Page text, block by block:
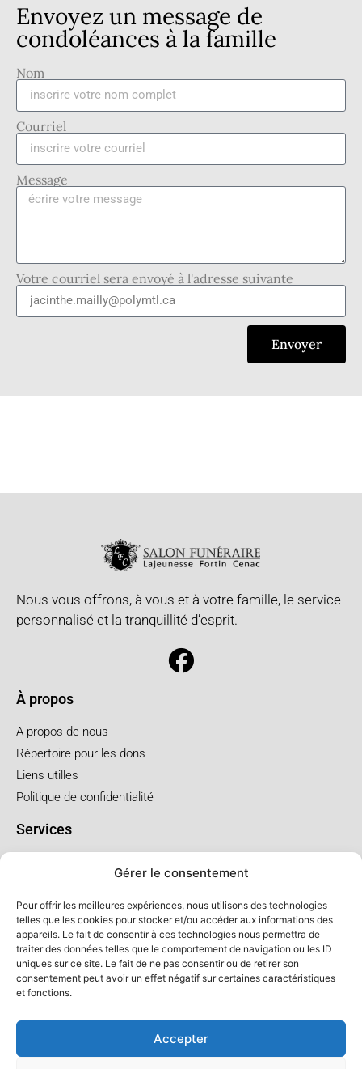
Gérer le consentement
Pour offrir les meilleures expériences, nous utilisons des technologies
telles que les cookies pour stocker et/ou accéder aux informations des
appareils. Le fait de consentir à ces technologies nous permettra de
traiter des données telles que le comportement de navigation ou les ID
uniques sur ce site. Le fait de ne pas consentir ou de retirer son
consentement peut avoir un effet négatif sur certaines caractéristiques
et fonctions.
Accepter
Envoyez un message de
condoléances à la famille
Nom
Courriel
Message
Votre courriel sera envoyé à l'adresse suivante
Envoyer
Nous vous offrons, à vous et à votre famille, le service
personnalisé et la tranquillité d’esprit.
À propos
A propos de nous
Répertoire pour les dons
Liens utilles
Politique de confidentialité
Services
Funérailles au salon
Forfaits et prix
Forfait crémation
Forfait service à l'église